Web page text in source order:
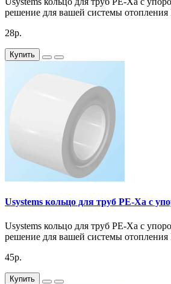
решение для вашей системы
28р.
Купить
Usystems кольцо для труб PE-Xa с
Usystems кольцо для труб PE-Xa с
решение для вашей системы
45р.
Купить